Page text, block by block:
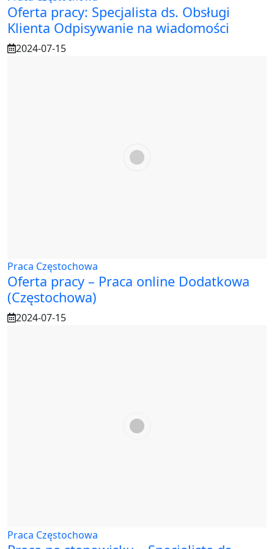
Oferta pracy: Specjalista ds. Obsługi
Klienta Odpisywanie na wiadomości
2024-07-15
Praca Częstochowa
Oferta pracy – Praca online Dodatkowa
(Częstochowa)
2024-07-15
Praca Częstochowa